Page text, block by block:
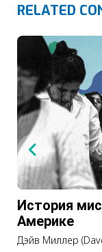
RELATED
История
Америке
Дэйв Миллер